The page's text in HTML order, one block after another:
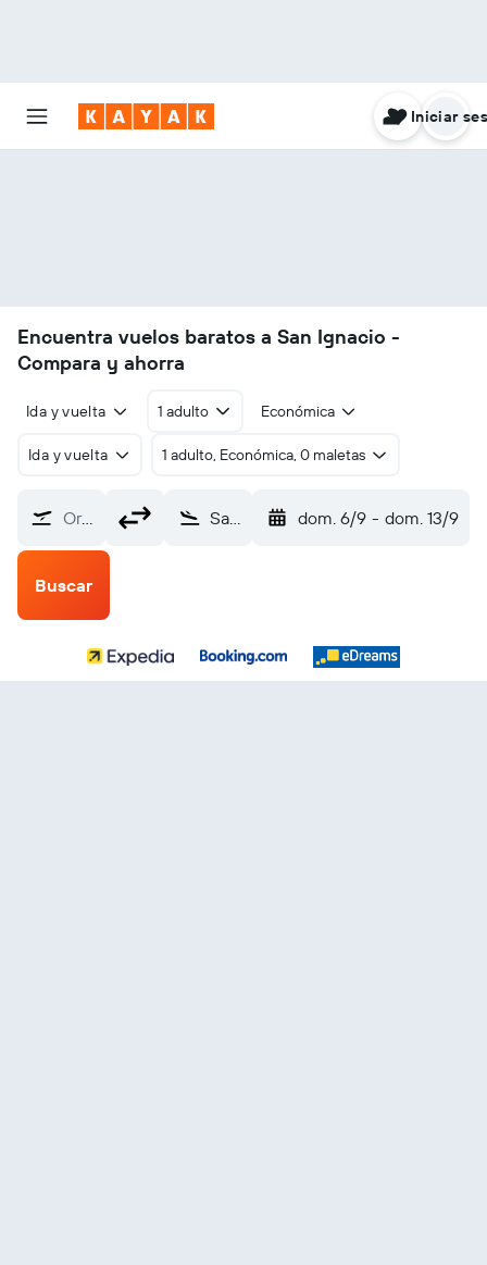
Iniciar
Encuentra vuelos baratos a San Ignacio -
Compara y ahorra
Ida y vuelta 1 adulto Económica
Ida y vuelta 1 adulto, Económica, 0 maletas
Origen San Ignacio (CYD) dom. 6/9 - dom. 13/9
Buscar